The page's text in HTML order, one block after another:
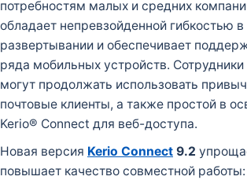
потребностям малых и средних
обладает непревзойденной гибкостью в
развертывании и обеспечивает
ряда мобильных устройств.
могут продолжать использовать
почтовые клиенты, а также простой в
Kerio® Connect для веб-доступа.
Новая версия Kerio Connect 9.2
повышает качество совместной работы: